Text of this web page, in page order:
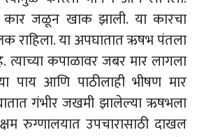
कार जळून खाक झाली. या कारचा
राहिला. या अपघातात ऋषभ पंतला
त्याच्या कपाळावर जबर मार लागला
पाय आणि पाठीलाही भीषण मार
गंभीर जखमी झालेल्या ऋषभला
रुग्णालयात उपचारासाठी दाखल